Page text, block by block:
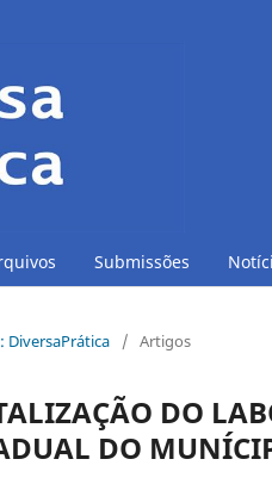
Submissões
DiversaPrática / Artigos
DO
DO